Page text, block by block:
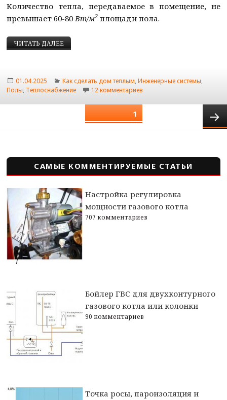
Количество тепла, передаваемое в помещение, не
превышает 60-80 Вт/м2 площади пола.
ЧИТАТЬ ДАЛЕЕСУХОЙ ТЕПЛЫЙ ПОЛ БЕЗ СТЯЖКИ В
Опубликовано
01.04.2025 Рубрики
Kaк сделать дом теплым,Инженерные системы,
Полы, Теплоснабжение 12 комментариев
СТРАНИЦА1
САМЫЕ КОММЕНТИРУЕМЫЕ СТАТЬИ
Настройка регулировка
мощности газового котла
707 комментариев
Бойлер ГВС для двухконтурного
газового котла или колонки
90 комментариев
Точка росы, пароизоляция и